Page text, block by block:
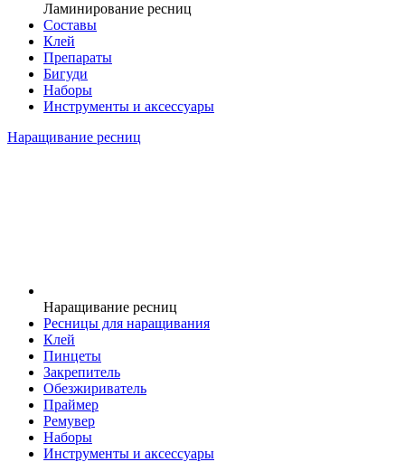
Ламинирование ресниц
Составы
Клей
Препараты
Бигуди
Наборы
Инструменты и аксессуары
Наращивание ресниц
Наращивание ресниц
Ресницы для наращивания
Клей
Пинцеты
Закрепитель
Обезжириватель
Праймер
Ремувер
Наборы
Инструменты и аксессуары